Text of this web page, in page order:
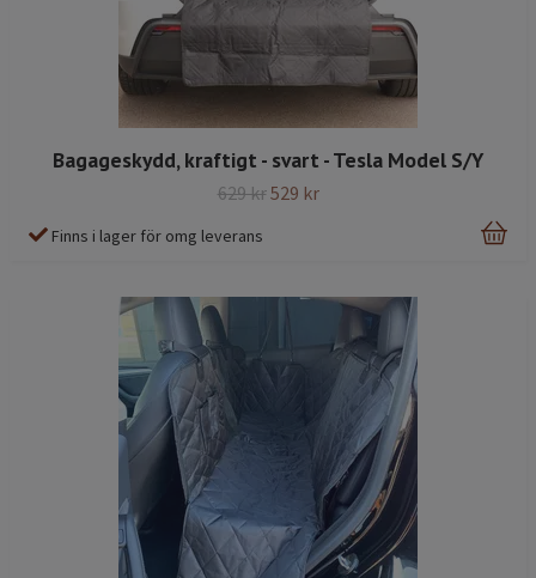
Bagageskydd, kraftigt - svart - Tesla Model S/Y
629 kr529 kr
Finns i lager för omg leverans